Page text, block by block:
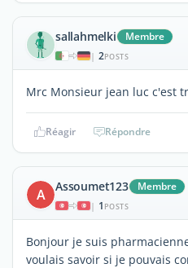
sallahmelki Membre
| 2POSTS
Mrc Monsieur jean luc c'est
Réagir Répondre
A Assoumet123 Membre
| 1 POSTS
Bonjour je suis
voulais savoir si je pouvais